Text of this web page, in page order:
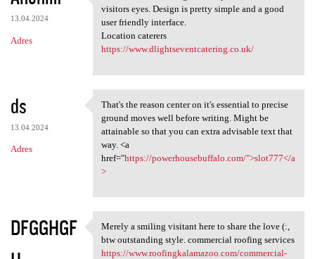
13.04.2024
Adres
The website is looking bit
visitors eyes. Design is pretty simple and a good
user friendly interface.
Location caterers
https://www.dlightseventcatering.co.uk/
ds
13.04.2024
Adres
That's the reason center on
That's the reason center on it's essential to precise
ground moves well before writing. Might be
attainable so that you can extra advisable text that
way. <a
href="https://powerhousebuffalo.com/">slot777</a
>
DFGGHGF
Merely a smiling visitant
Merely a smiling visitant here to share the love (:,
btw outstanding style. commercial roofing services
https://www.roofingkalamazoo.com/commercial-